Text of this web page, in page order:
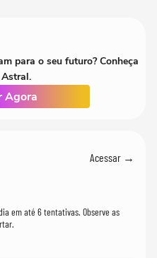
para o seu futuro? Conheça
Agora
Acessar →
em até 6 tentativas. Observe as